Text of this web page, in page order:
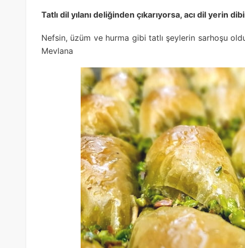
Tatlı dil yılanı deliğinden çıkarıyorsa, acı dil yerin
Nefsin, üzüm ve hurma gibi tatlı şeylerin sarhoşu
Mevlana